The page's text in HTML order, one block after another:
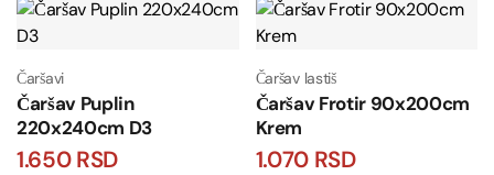
Čaršavi
Čaršav Puplin
220x240cm D3
1.650RSD
Čaršav lastiš
Čaršav Frotir 90x200cm
Krem
1.070 RSD